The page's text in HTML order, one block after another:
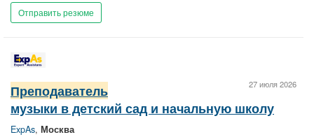
Отправить резюме
27 июля 2026
Преподаватель
музыки в детский сад и начальную школу
ExpAs, Москва